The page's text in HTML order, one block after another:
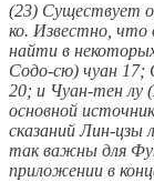
(23) Существует
ко. Известно, что
найти в
Содо-сю) чуан 17;
20; и Чуан-тен лу
основной
сказаний Лин-цзы
так важны для
приложении в